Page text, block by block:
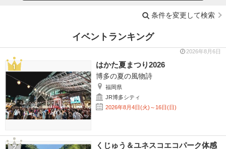
条件を変更して検索
イベントランキング
2026年8月6日
はかた夏まつり2026
博多の夏の風物詩
福岡県
JR博多シティ
2026年8月4日(火)～16日(日)
くじゅう＆ユネスコエコパーク体感